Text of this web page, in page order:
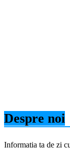
Despre noi
Informația ta de zi